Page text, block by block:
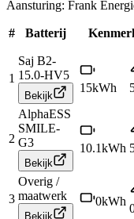
Aansturing: Frank
# Batterij
1
Saj B2-
15.0-HV5
Bekijk
15kWh
2
AlphaESS
SMILE-
G3
Bekijk
10.1kWh
3
Overig /
maatwerk
Bekijk
0kWh